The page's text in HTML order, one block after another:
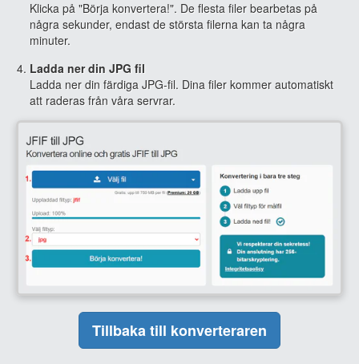
Klicka på "Börja konvertera!". De flesta filer bearbetas på
några sekunder, endast de största filerna kan ta några
minuter.
Ladda ner din JPG fil
Ladda ner din färdiga JPG-fil. Dina filer kommer automatiskt
att raderas från våra servrar.
Tillbaka till konverteraren